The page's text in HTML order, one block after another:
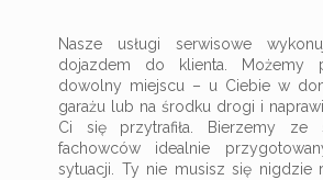
Nasze usługi serwisowe
dojazdem do klienta. Możemy
dowolny miejscu – u Ciebie w
garażu lub na środku drogi i
Ci się przytrafiła. Bierzemy
fachowców idealnie
sytuacji. Ty nie musisz się nigdzie